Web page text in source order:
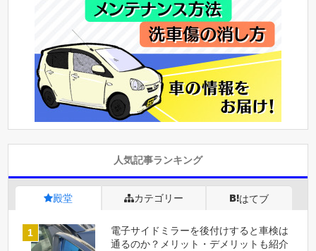
人気記事ランキング
殿堂 カテゴリー はてブ
電子サイドミラーを後付けすると車検は
通るのか？メリット・デメリットも紹介